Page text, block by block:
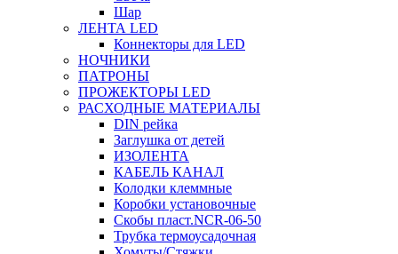
Шар
ЛЕНТА LED
Коннекторы для LED
НОЧНИКИ
ПАТРОНЫ
ПРОЖЕКТОРЫ LED
РАСХОДНЫЕ МАТЕРИАЛЫ
DIN рейка
Заглушка от детей
ИЗОЛЕНТА
КАБЕЛЬ КАНАЛ
Колодки клеммные
Коробки установочные
Скобы пласт.NCR-06-50
Трубка термоусадочная